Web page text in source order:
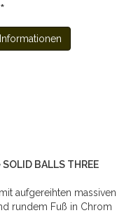
BALLS THREE
aufgereihten massiven
rundem Fuß in Chrom